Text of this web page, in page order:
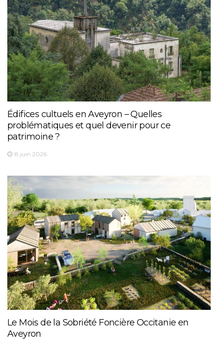
Édifices cultuels en Aveyron – Quelles
problématiques et quel devenir pour ce
patrimoine ?
8 juin 2026
Le Mois de la Sobriété Foncière Occitanie en
Aveyron